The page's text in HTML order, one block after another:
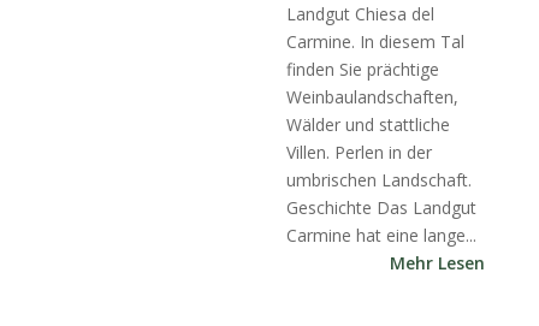
Landgut Chiesa del
Carmine. In diesem Tal
finden Sie prächtige
Weinbaulandschaften,
Wälder und stattliche
Villen. Perlen in der
umbrischen Landschaft.
Geschichte Das Landgut
Carmine hat eine lange...
Mehr Lesen